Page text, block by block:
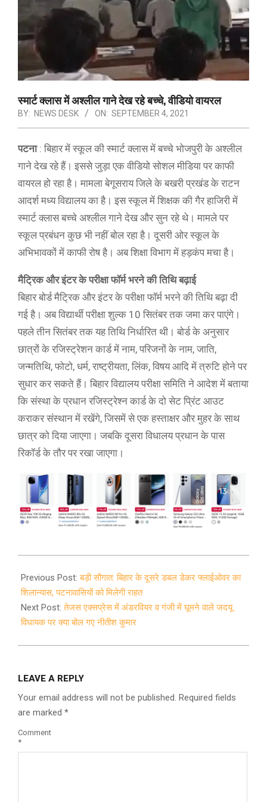
स्मार्ट क्लास में अश्लील गाने देख रहे बच्चे, वीडियो वायरल
BY: NEWS DESK ON: SEPTEMBER 4, 2021
पटना: बिहार में स्कूल की स्मार्ट क्लास में बच्चे भोजपुरी के अश्लील
गाने देख रहे हैं। इससे जुड़ा एक वीडियो सोशल मीडिया पर काफी
वायरल हो रहा है। मामला बेगूसराय जिले के बखरी प्रखंड के राटन
आदर्श मध्य विद्यालय का है। इस स्कूल में शिक्षक की गैर हाजिरी में
स्मार्ट क्लास बच्चे अश्लील गाने देख और सुन रहे थे। मामले पर
स्कूल प्रबंधन कुछ भी नहीं बोल रहा है। दूसरी ओर स्कूल के
अभिभावकों में काफी रोष है। अब शिक्षा विभाग में हड़कंप मचा है।
मैट्रिक और इंटर के परीक्षा फॉर्म भरने की तिथि बढ़ाई
बिहार बोर्ड मैट्रिक और इंटर के परीक्षा फॉर्म भरने की तिथि बढ़ा दी
गई है। अब विद्यार्थी परीक्षा शुल्क 10 सितंबर तक जमा कर पाएंगे।
पहले तीन सितंबर तक यह तिथि निर्धारित थी। बोर्ड के अनुसार
छात्रों के रजिस्ट्रेशन कार्ड में नाम, परिजनों के नाम, जाति,
जन्मतिथि, फोटो, धर्म, राष्ट्रीयता, लिंक, विषय आदि में त्रुटि होने पर
सुधार कर सकते हैं। बिहार विद्यालय परीक्षा समिति ने आदेश में बताया
कि संस्था के प्रधान रजिस्ट्रेश्न कार्ड के दो सेट प्रिंट आउट
कराकर संस्थान में रखेंगे, जिसमें से एक हस्ताक्षर और मुहर के साथ
छात्र को दिया जाएगा। जबकि दूसरा विधालय प्रधान के पास
रिकॉर्ड के तौर पर रखा जाएगा।
09-
04
Previous Post:बड़ी सौगात: बिहार के दूसरे डबल डेकर फ्लाईओवर का
शिलान्यास, पटनावासियों को मिलेगी राहत
Next Post:तेजस एक्सप्रेस में अंडरवियर व गंजी में घूमने वाले जदयू
विधायक पर क्या बोल गए नीतीश कुमार
LEAVE A REPLY
Your email address will not be published. Required fields
are marked *
Comment
*